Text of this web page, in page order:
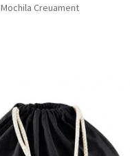
Mochila Creuament